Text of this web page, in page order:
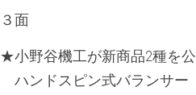
３面
★小野谷機工が新商品2種を
ハンドスピン式バランサー